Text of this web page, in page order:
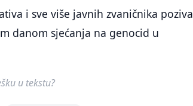
i sve više javnih zvaničnika poziva
danom sjećanja na genocid u
u tekstu?